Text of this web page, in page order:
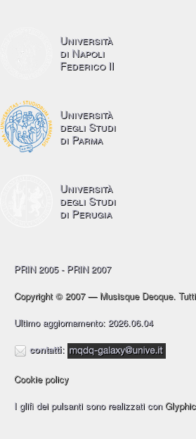
Università
di Napoli
Federico II
Università
degli Studi
di Parma
Università
degli Studi
di Perugia
PRIN 2005 - PRIN 2007
Copyright © 2007 — Musisque Deoque.
Ultimo aggiornamento: 2026.06.04
contatti:
Cookie policy
I glifi dei pulsanti sono realizzati con